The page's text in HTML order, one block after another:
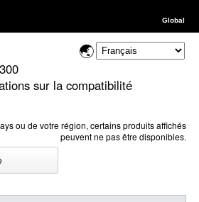
Global
sur la compatibilité
ou de votre région, certains produits affichés
peuvent ne pas être disponibles.